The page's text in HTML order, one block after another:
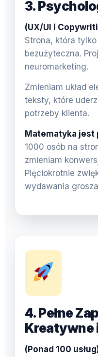
3.
(UX/UI i
Strona, która
bezużyteczna.
neuromarketing.
Zmieniam układ
teksty, które
potrzeby klienta.
Matematyka jest
1000 osób na
zmieniam
Pięciokrotnie
wydawania
4. Pełne
Kreatywne
(Ponad 100